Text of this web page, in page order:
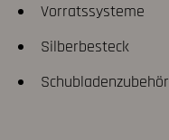
Vorratssysteme
Silberbesteck
Schubladenzubehör